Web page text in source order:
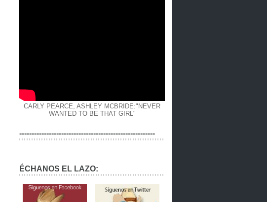
CARLY PEARCE, ASHLEY MCBRIDE:"NEVER
WANTED TO BE THAT GIRL"
-------------------------------------------------------
ÉCHANOS EL LAZO: